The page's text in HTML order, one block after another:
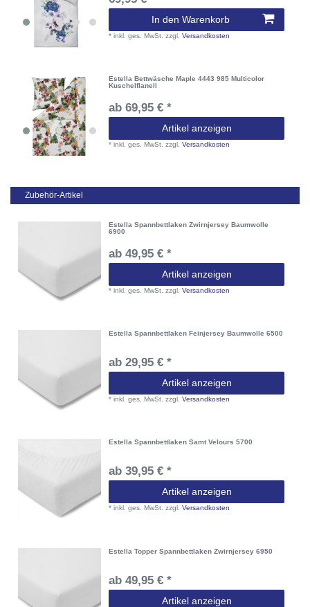
In den Warenkorb
*inkl. ges. MwSt. zzgl.Versandkosten
Estella Bettwäsche Maple 4443 985 Multicolor
Kuschelflanell
ab 69,95 € *
Artikel anzeigen
*inkl. ges. MwSt. zzgl.Versandkosten
Zubehör-Artikel
Estella Spannbettlaken Zwirnjersey Baumwolle
6900
ab 49,95 € *
Artikel anzeigen
*inkl. ges. MwSt. zzgl.Versandkosten
Estella Spannbettlaken Feinjersey Baumwolle 6500
ab 29,95 € *
Artikel anzeigen
*inkl. ges. MwSt. zzgl.Versandkosten
Estella Spannbettlaken Samt Velours 5700
ab 39,95 € *
Artikel anzeigen
*inkl. ges. MwSt. zzgl.Versandkosten
Estella Topper Spannbettlaken Zwirnjersey 6950
ab 49,95 € *
Artikel anzeigen